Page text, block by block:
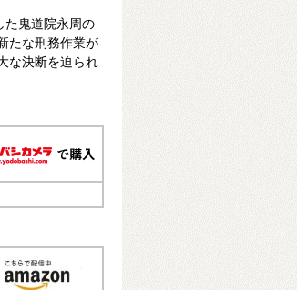
た鬼道院永周の
たな刑務作業が
な決断を迫られ